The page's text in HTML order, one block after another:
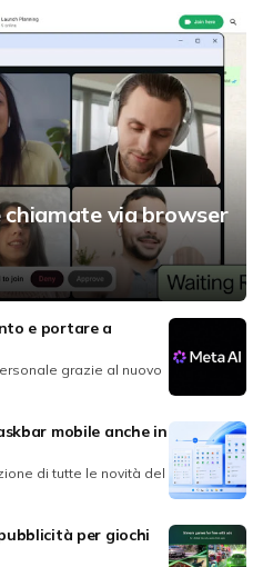
via browser
e portare a
grazie al nuovo
mobile anche in
di tutte le novità del
per giochi